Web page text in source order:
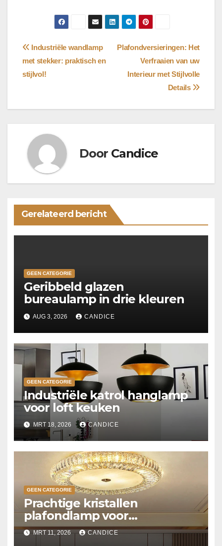
Bericht
navigatie
Plafondversieringen: Het
Verfraaien van uw
Interieur met Stijlvolle
Details
Industriële wandlamp
met stekker: praktisch en
stijlvol!
Door Candice
Gerelateerd bericht
GEEN CATEGORIE
Geribbeld glazen
bureaulamp in drie kleuren
AUG 3, 2026 CANDICE
GEEN CATEGORIE
Industriële katrol hanglamp
voor loft keuken
MRT 18, 2026 CANDICE
GEEN CATEGORIE
Prachtige kristallen
plafondlamp voor
slaapkamer
MRT 11, 2026 CANDICE